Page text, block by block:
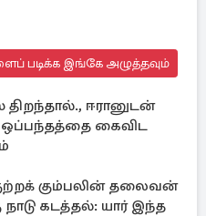
படிக்க இங்கே அழுத்தவும்
ஈரானுடன்
கைவிட
கும்பலின் தலைவன்
நாடு கடத்தல்: யார் இந்த